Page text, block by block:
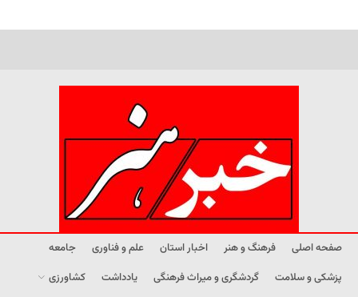
صفحه اصلی فرهنگ و هنر اخبار استان علم و فناوری
جامعه
پزشکی و سلامت
گردشگری و میراث فرهنگی یادداشت
کشاورزی